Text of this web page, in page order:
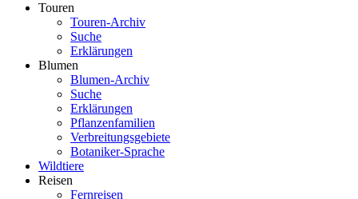
Touren
Touren-Archiv
Suche
Erklärungen
Blumen
Blumen-Archiv
Suche
Erklärungen
Pflanzenfamilien
Verbreitungsgebiete
Botaniker-Sprache
Wildtiere
Reisen
Fernreisen